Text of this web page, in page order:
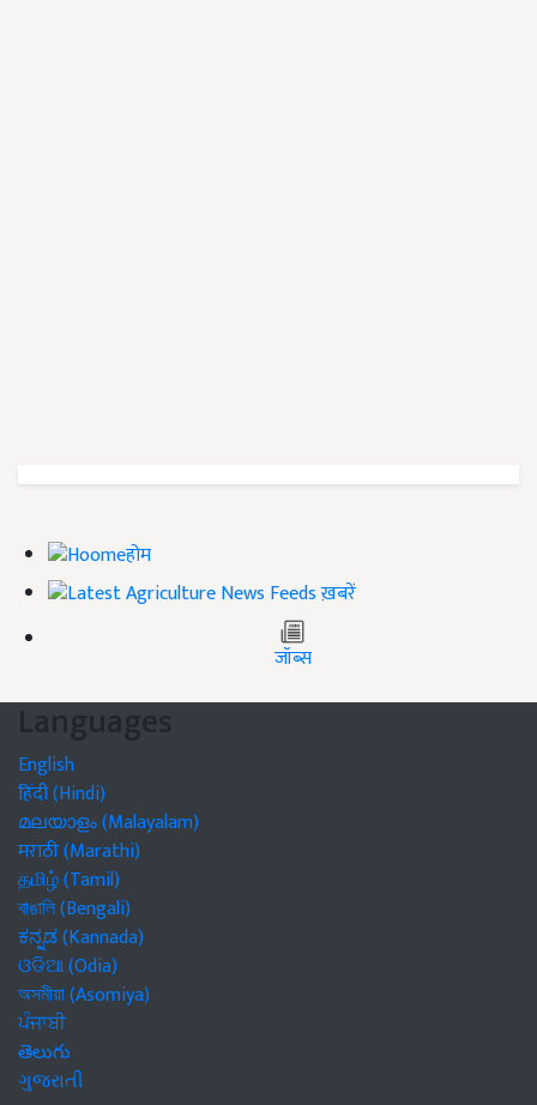
होम
ख़बरें
जॉब्स
Languages
English
हिंदी (Hindi)
മലയാളം (Malayalam)
मराठी (Marathi)
தமிழ் (Tamil)
বাঙালি (Bengali)
ಕನ್ನಡ (Kannada)
ଓଡିଆ (Odia)
অসমীয়া (Asomiya)
ਪੰਜਾਬੀ
తెలుగు
ગુજરાતી